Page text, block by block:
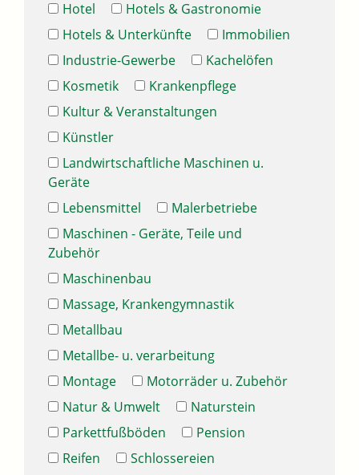
Hotel
Hotels & Gastronomie
Hotels & Unterkünfte
Immobilien
Industrie-Gewerbe
Kachelöfen
Kosmetik
Krankenpflege
Kultur & Veranstaltungen
Künstler
Landwirtschaftliche Maschinen u.
Geräte
Lebensmittel
Malerbetriebe
Maschinen - Geräte, Teile und
Zubehör
Maschinenbau
Massage, Krankengymnastik
Metallbau
Metallbe- u. verarbeitung
Montage
Motorräder u. Zubehör
Natur & Umwelt
Naturstein
Parkettfußböden
Pension
Reifen
Schlossereien